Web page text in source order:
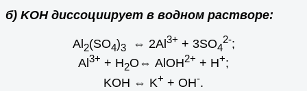
б) KOH диссоциирует в водном растворе:
Al2(SO4)3 ⇔ 2Al3+ + 3SO4
2-;
Al 3+ + H2O ⇔ AlOH2+ + H+;
KOH ⇔ K+ + OH-.